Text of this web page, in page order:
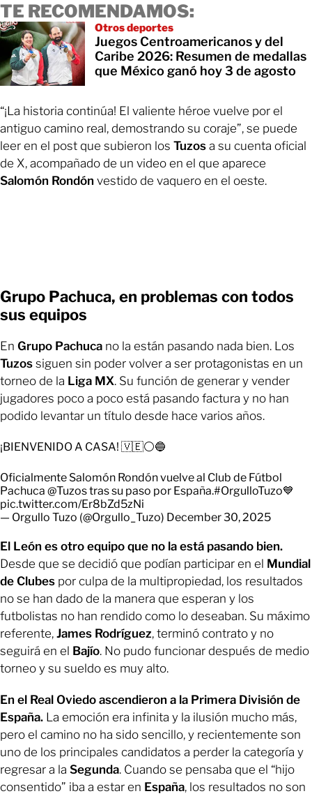
TE RECOMENDAMOS:
Otros deportes
Juegos Centroamericanos y del
Caribe 2026: Resumen de medallas
que México ganó hoy 3 de agosto
“¡La historia continúa! El valiente héroe vuelve por el
antiguo camino real, demostrando su coraje”, se puede
leer en el post que subieron los Tuzos a su cuenta oficial
de X, acompañado de un video en el que aparece
Salomón Rondón vestido de vaquero en el oeste.
Grupo Pachuca, en problemas con todos
sus equipos
En Grupo Pachuca no la están pasando nada bien. Los
Tuzos siguen sin poder volver a ser protagonistas en un
torneo de la Liga MX. Su función de generar y vender
jugadores poco a poco está pasando factura y no han
podido levantar un título desde hace varios años.
¡BIENVENIDO A CASA! 🇻🇪⚪🔵
Oficialmente Salomón Rondón vuelve al Club de Fútbol
Pachuca @Tuzostras su paso por España.#OrgulloTuzo💙
pic.twitter.com/Er8bZd5zNi
— Orgullo Tuzo (@Orgullo_Tuzo) December 30, 2025
El León es otro equipo que no la está pasando bien.
Desde que se decidió que podían participar en el Mundial
de Clubes por culpa de la multipropiedad, los resultados
no se han dado de la manera que esperan y los
futbolistas no han rendido como lo deseaban. Su máximo
referente, James Rodríguez, terminó contrato y no
seguirá en el Bajío. No pudo funcionar después de medio
torneo y su sueldo es muy alto.
En el Real Oviedo ascendieron a la Primera División de
España. La emoción era infinita y la ilusión mucho más,
pero el camino no ha sido sencillo, y recientemente son
uno de los principales candidatos a perder la categoría y
regresar a la Segunda. Cuando se pensaba que el “hijo
consentido” iba a estar en España, los resultados no son